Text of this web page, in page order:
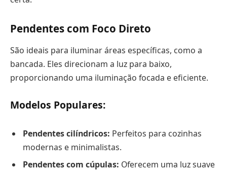
Pendentes com Foco Direto
São ideais para iluminar áreas específicas, como a
bancada. Eles direcionam a luz para baixo,
proporcionando uma iluminação focada e eficiente.
Modelos Populares:
Pendentes cilíndricos: Perfeitos para cozinhas
modernas e minimalistas.
Pendentes com cúpulas: Oferecem uma luz suave